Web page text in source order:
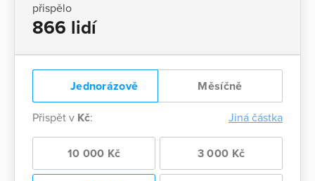
přispělo
866 lidí
Jednorázově Měsíčně
Přispět v Kč: Jiná částka
10 000 Kč 3 000 Kč